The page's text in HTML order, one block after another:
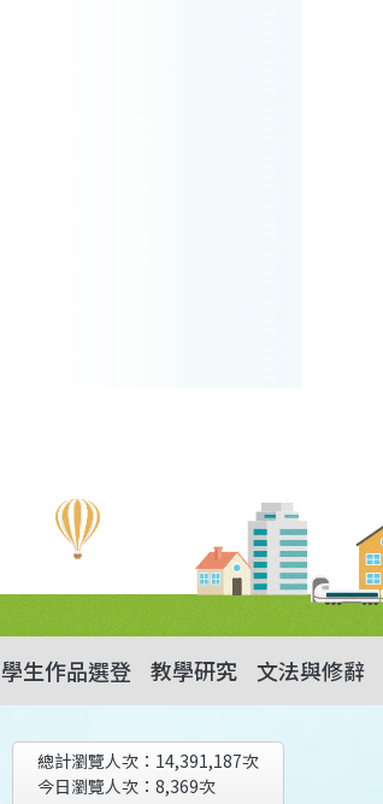
學生作品選登 教學研究 文法與修辭
總計瀏覽人次： 14,391,187次
今日瀏覽人次： 8,369次